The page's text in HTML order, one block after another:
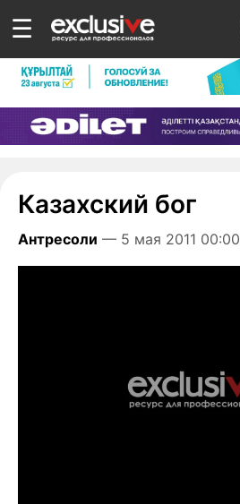
☰
Казахский бог
Антресоли — 5 мая 2011 00:00